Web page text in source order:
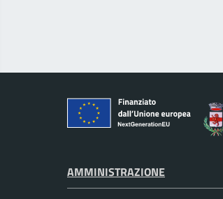
AMMINISTRAZIONE